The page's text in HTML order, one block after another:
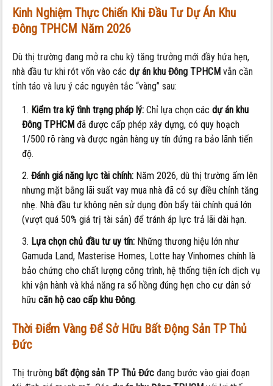
Kinh Nghiệm Thực Chiến Khi Đầu Tư Dự Án Khu
Đông TPHCM Năm 2026
Dù thị trường đang mở ra chu kỳ tăng trưởng mới đầy hứa hẹn,
nhà đầu tư khi rót vốn vào cácdự án khu Đông TPHCM vẫn cần
tỉnh táo và lưu ý các nguyên tắc “vàng” sau:
Kiểm tra kỹ tình trạng pháp lý: Chỉ lựa chọn cácdự án khu
Đông TPHCM đã được cấp phép xây dựng, có quy hoạch
1/500 rõ ràng và được ngân hàng uy tín đứng ra bảo lãnh tiến
độ.
Đánh giá năng lực tài chính: Năm 2026, dù thị trường ấm lên
nhưng mặt bằng lãi suất vay mua nhà đã có sự điều chỉnh tăng
nhẹ. Nhà đầu tư không nên sử dụng đòn bẩy tài chính quá lớn
(vượt quá 50% giá trị tài sản) để tránh áp lực trả lãi dài hạn.
Lựa chọn chủ đầu tư uy tín: Những thương hiệu lớn như
Gamuda Land, Masterise Homes, Lotte hay Vinhomes chính là
bảo chứng cho chất lượng công trình, hệ thống tiện ích dịch vụ
khi vận hành và khả năng ra sổ hồng đúng hẹn cho cư dân sở
hữucăn hộ cao cấp khu Đông.
Thời Điểm Vàng Để Sở Hữu Bất Động Sản TP Thủ
Đức
Thị trường bất động sản TP Thủ Đức đang bước vào giai đoạn